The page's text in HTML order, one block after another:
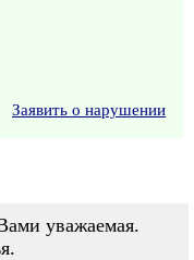
Заявить о нарушении
уважаемая.